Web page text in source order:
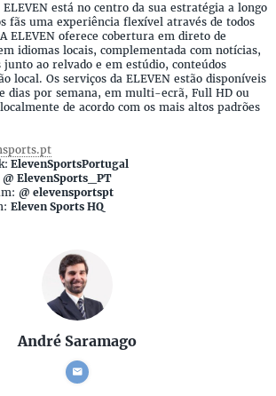
está no centro da sua estratégia a longo
fãs uma experiência flexível através de todos
ELEVEN oferece cobertura em direto de
idiomas locais, complementada com notícias,
junto ao relvado e em estúdio, conteúdos
local. Os serviços da ELEVEN estão disponíveis
dias por semana, em multi-ecrã, Full HD ou
de acordo com os mais altos padrões
ElevenSportsPortugal
@ ElevenSports_PT
@ elevensportspt
Eleven Sports HQ
André Saramago